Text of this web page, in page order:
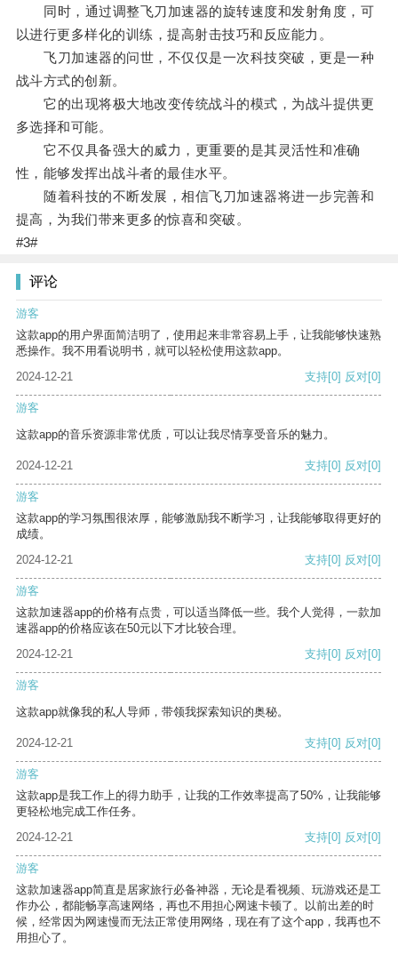
同时，通过调整飞刀加速器的旋转速度和发射角度，可
以进行更多样化的训练，提高射击技巧和反应能力。
飞刀加速器的问世，不仅仅是一次科技突破，更是一种
战斗方式的创新。
它的出现将极大地改变传统战斗的模式，为战斗提供更
多选择和可能。
它不仅具备强大的威力，更重要的是其灵活性和准确
性，能够发挥出战斗者的最佳水平。
随着科技的不断发展，相信飞刀加速器将进一步完善和
提高，为我们带来更多的惊喜和突破。
#3#
评论
游客
这款app的用户界面简洁明了，使用起来非常容易上手，让我能够快速熟
悉操作。我不用看说明书，就可以轻松使用这款app。
2024-12-21
支持[0] 反对[0]
游客
这款app的音乐资源非常优质，可以让我尽情享受音乐的魅力。
2024-12-21 支持[0] 反对[0]
游客
这款app的学习氛围很浓厚，能够激励我不断学习，让我能够取得更好的
成绩。
2024-12-21
支持[0] 反对[0]
游客
这款加速器app的价格有点贵，可以适当降低一些。我个人觉得，一款加
速器app的价格应该在50元以下才比较合理。
2024-12-21
支持[0] 反对[0]
游客
这款app就像我的私人导师，带领我探索知识的奥秘。
2024-12-21 支持[0] 反对[0]
游客
这款app是我工作上的得力助手，让我的工作效率提高了50%，让我能够
更轻松地完成工作任务。
2024-12-21
支持[0] 反对[0]
游客
这款加速器app简直是居家旅行必备神器，无论是看视频、玩游戏还是工
作办公，都能畅享高速网络，再也不用担心网速卡顿了。以前出差的时
候，经常因为网速慢而无法正常使用网络，现在有了这个app，我再也不
用担心了。